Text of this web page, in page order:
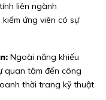
liên ngành
ứng viên có sự
Ngoài năng khiếu
quan tâm đến công
thời trang kỹ thuật